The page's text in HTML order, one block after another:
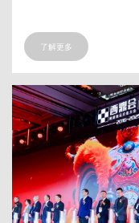
了解更多